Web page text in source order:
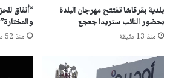
بلدية بقرقاشا تفتتح مهرجان البلدة
بحضور النائب ستريدا جعجع
منذ 13 دقيقة
“أنفاق
منذ 52 دقيقة